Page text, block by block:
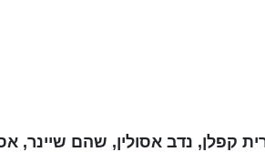
קפלן, נדב אסולין, שהם שיינר,